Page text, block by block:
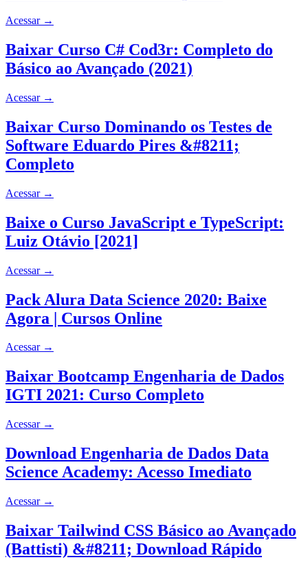
Acessar →
Baixar Curso C# Cod3r: Completo do
Básico ao Avançado (2021)
Acessar →
Baixar Curso Dominando os Testes de
Software Eduardo Pires &#8211;
Completo
Acessar →
Baixe o Curso JavaScript e TypeScript:
Luiz Otávio [2021]
Acessar →
Pack Alura Data Science 2020: Baixe
Agora | Cursos Online
Acessar →
Baixar Bootcamp Engenharia de Dados
IGTI 2021: Curso Completo
Acessar →
Download Engenharia de Dados Data
Science Academy: Acesso Imediato
Acessar →
Baixar Tailwind CSS Básico ao Avançado
(Battisti) &#8211; Download Rápido